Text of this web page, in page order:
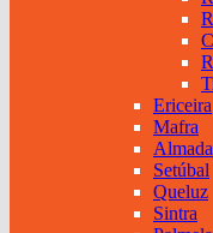
Ericeira
Mafra
Almada
Setúbal
Queluz
Sintra